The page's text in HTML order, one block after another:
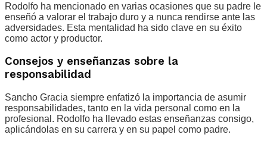
Rodolfo ha mencionado en varias ocasiones que su padre le
enseñó a valorar el trabajo duro y a nunca rendirse ante las
adversidades. Esta mentalidad ha sido clave en su éxito
como actor y productor.
Consejos y enseñanzas sobre la
responsabilidad
Sancho Gracia siempre enfatizó la importancia de asumir
responsabilidades, tanto en la vida personal como en la
profesional. Rodolfo ha llevado estas enseñanzas consigo,
aplicándolas en su carrera y en su papel como padre.